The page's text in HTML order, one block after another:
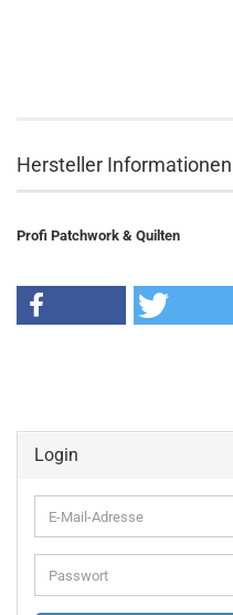
Hersteller Informationen
Profi Patchwork & Quilten
Login
E-
Mail-
Adresse
Passwort